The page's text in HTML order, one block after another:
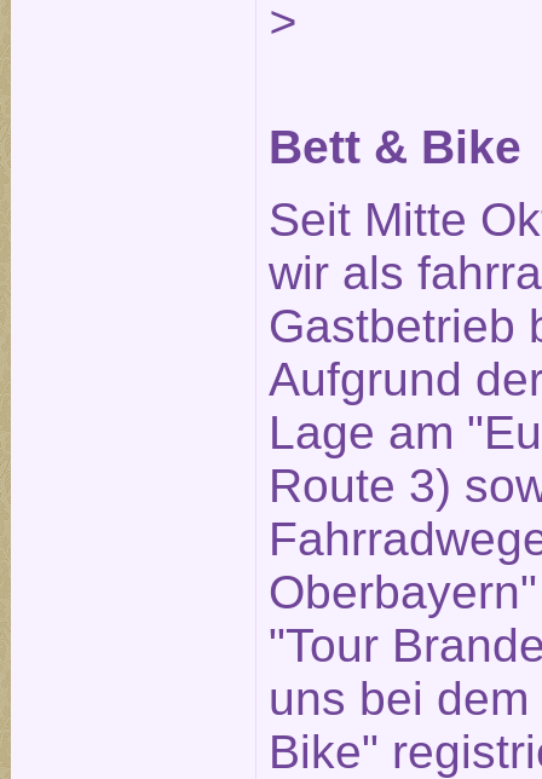
>
Bett & Bike
Seit Mitte
wir als
Gastbetrieb
Aufgrund
Lage am
Route 3)
"Tour
uns bei
Bike"